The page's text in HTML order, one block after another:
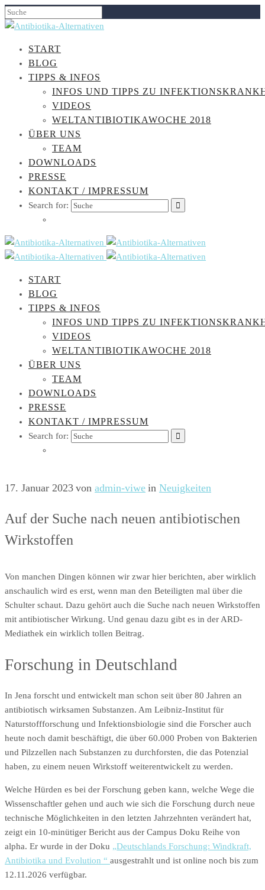
START
BLOG
TIPPS & INFOS
INFOS UND TIPPS ZU
VIDEOS
WELTANTIBIOTIKAWOCHE 2018
ÜBER UNS
TEAM
DOWNLOADS
PRESSE
KONTAKT / IMPRESSUM
Search for:
START
BLOG
TIPPS & INFOS
INFOS UND TIPPS ZU
VIDEOS
WELTANTIBIOTIKAWOCHE 2018
ÜBER UNS
TEAM
DOWNLOADS
PRESSE
KONTAKT / IMPRESSUM
Search for:
17. Januar 2023 von admin-viwe in Neuigkeiten
Auf der Suche nach neuen antibiotischen
Wirkstoffen
Von manchen Dingen können wir zwar hier berichten, aber wirklich
anschaulich wird es erst, wenn man den Beteiligten mal über die
Schulter schaut. Dazu gehört auch die Suche nach neuen Wirkstoffen
mit antibiotischer Wirkung. Und genau dazu gibt es in der ARD-
Mediathek ein wirklich tollen Beitrag.
Forschung in Deutschland
In Jena forscht und entwickelt man schon seit über 80 Jahren an
antibiotisch wirksamen Substanzen. Am Leibniz-Institut für
Naturstoffforschung und Infektionsbiologie sind die Forscher auch
heute noch damit beschäftigt, die über 60.000 Proben von Bakterien
und Pilzzellen nach Substanzen zu durchforsten, die das Potenzial
haben, zu einem neuen Wirkstoff weiterentwickelt zu werden.
Welche Hürden es bei der Forschung geben kann, welche Wege die
Wissenschaftler gehen und auch wie sich die Forschung durch neue
technische Möglichkeiten in den letzten Jahrzehnten verändert hat,
zeigt ein 10-minütiger Bericht aus der Campus Doku Reihe von
alpha. Er wurde in der Doku „Deutschlands Forschung: Windkraft,
Antibiotika und Evolution “ ausgestrahlt und ist online noch bis zum
12.11.2026 verfügbar.